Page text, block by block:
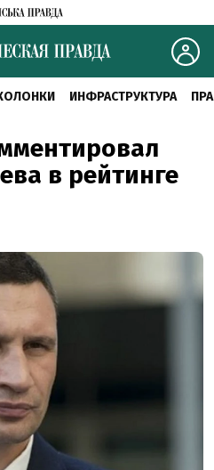
ИНФРАСТРУКТУРА
в рейтинге